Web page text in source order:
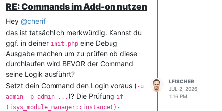
RE: Commands im Add-on nutzen
Hey @cherif
das ist tatsächlich merkwürdig. Kannst du
ggf. in deiner init.php eine Debug
Ausgabe machen um zu prüfen ob diese
durchlaufen wird BEVOR der Command
seine Logik ausführt?
Setzt dein Command den Login voraus (-u
admin -p admin ... )? Die Prüfung if
(isys_module_manager::instance()-
LFISCHER
JUL 2, 2026,
1:16 PM